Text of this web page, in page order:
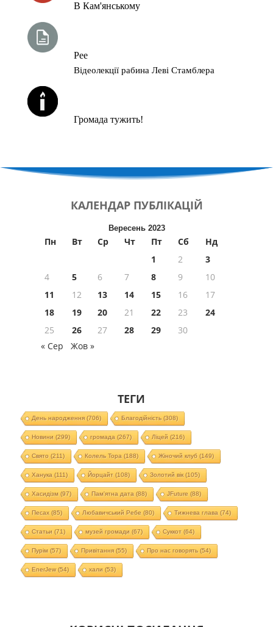
В Кам'янському
Рее
Відеолекції рабина Леві Стамблера
Громада тужить!
КАЛЕНДАР ПУБЛІКАЦІЙ
Вересень 2023
Пн Вт Ср Чт Пт Сб
Нд
1
2
3
4
5 6 7 8 9
10
11
12 13 14 15 16
17
18
19 20 21 22 23
24
25
26 27 28 29
30
« Сер
Жов »
ТЕГИ
День народження(706) Благодійність(308)
Новини (299) громада (267) Ліцей (216)
Свято (211) Колель Тора (188) Жіночий клуб (149)
Ханука (111) Йорцайт (108) Золотий вік(105)
Хасидізм (97) Пам'ятна дата (88) JFuture (88)
Песах(85) Любавичський Ребе (80) Тижнева глава (74)
Статьи (71) музей громади (67) Суккот (64)
Пурім (57) Привітання(55) Про нас говорять(54)
EnerJew(54) хали (53)